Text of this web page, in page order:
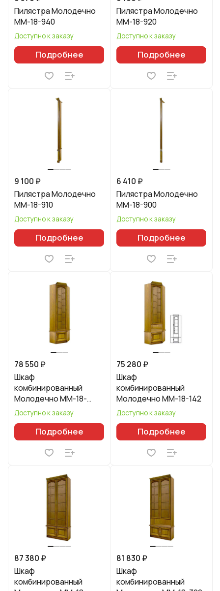
Пилястра Молодечно
ММ-18-940
Доступно к заказу
Подробнее
Пилястра Молодечно
ММ-18-920
Доступно к заказу
Подробнее
9 100 ₽
Пилястра Молодечно
ММ-18-910
Доступно к заказу
Подробнее
6 410 ₽
Пилястра Молодечно
ММ-18-900
Доступно к заказу
Подробнее
78 550 ₽
Шкаф
комбинированный
Молодечно ММ-18-
142/01
Доступно к заказу
Подробнее
75 280 ₽
Шкаф
комбинированный
Молодечно ММ-18-142
Доступно к заказу
Подробнее
87 380 ₽
Шкаф
комбинированный
81 830 ₽
Шкаф
комбинированный